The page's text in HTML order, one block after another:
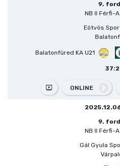
9.
NB II Férfi-
Eötvös
Balatonfüred KA U21
ONLINE
9.
NB II Férfi-
Gál Gyula